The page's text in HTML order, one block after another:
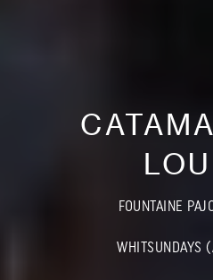
FOUNTAINE
WHITSUNDAYS